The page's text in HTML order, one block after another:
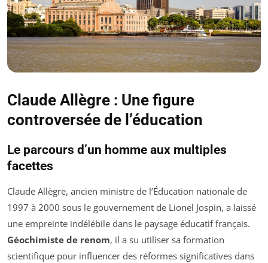
Claude Allègre : Une figure
controversée de l’éducation
Le parcours d’un homme aux multiples
facettes
Claude Allègre, ancien ministre de l’Éducation nationale de
1997 à 2000 sous le gouvernement de Lionel Jospin, a laissé
une empreinte indélébile dans le paysage éducatif français.
Géochimiste de renom, il a su utiliser sa formation
scientifique pour influencer des réformes significatives dans